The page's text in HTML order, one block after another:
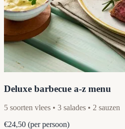
Deluxe barbecue a-z menu
5 soorten vlees • 3 salades • 2 sauzen
€24,50 (per persoon)